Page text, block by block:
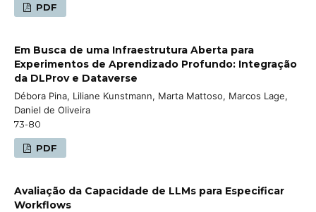
PDF
Em Busca de uma Infraestrutura Aberta para
Experimentos de Aprendizado Profundo: Integração
da DLProv e Dataverse
Débora Pina, Liliane Kunstmann, Marta Mattoso, Marcos Lage,
Daniel de Oliveira
73-80
PDF
Avaliação da Capacidade de LLMs para Especificar
Workflows